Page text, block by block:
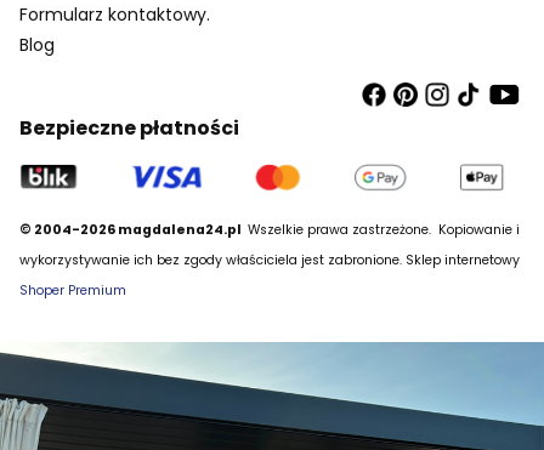
Formularz kontaktowy.
Blog
Bezpieczne płatności
© 2004-2026 magdalena24.pl Wszelkie prawa zastrzeżone. Kopiowanie i
wykorzystywanie ich bez zgody właściciela jest zabronione. Sklep internetowy
Shoper Premium